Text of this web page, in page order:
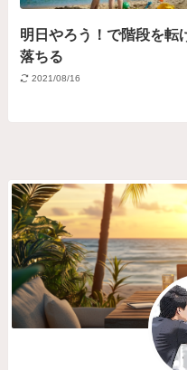
明日やろう！で階段を転
落ちる
2021/08/16